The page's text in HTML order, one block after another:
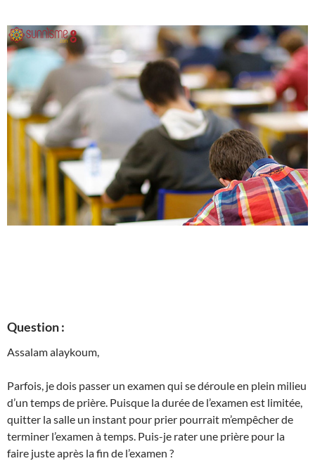
Question :
Assalam alaykoum,
Parfois, je dois passer un examen qui se déroule en plein milieu
d’un temps de prière. Puisque la durée de l’examen est limitée,
quitter la salle un instant pour prier pourrait m’empêcher de
terminer l’examen à temps. Puis-je rater une prière pour la
faire juste après la fin de l’examen ?